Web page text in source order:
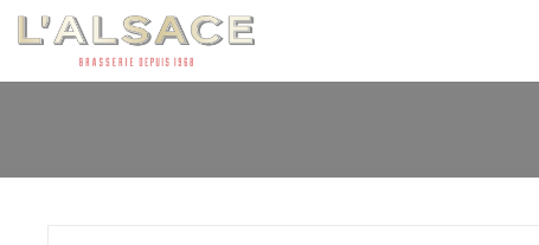
Personalizzazione delle tue scelte sui cookie